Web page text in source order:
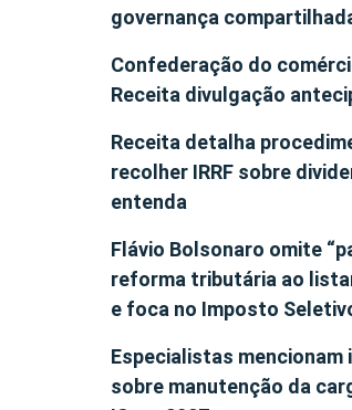
governança
Confederação do
Receita divulgação
Receita detalha
recolher IRRF sobre
entenda
Flávio Bolsonaro omite
reforma tributária ao
e foca no Imposto
Especialistas mencionam
sobre manutenção da